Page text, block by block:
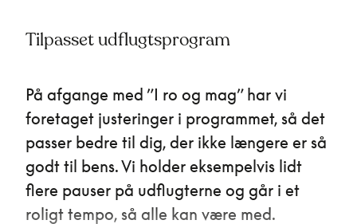
Tilpasset udflugtsprogram
På afgange med ”I ro og mag” har vi
foretaget justeringer i programmet, så det
passer bedre til dig, der ikke længere er så
godt til bens. Vi holder eksempelvis lidt
flere pauser på udflugterne og går i et
roligt tempo, så alle kan være med.